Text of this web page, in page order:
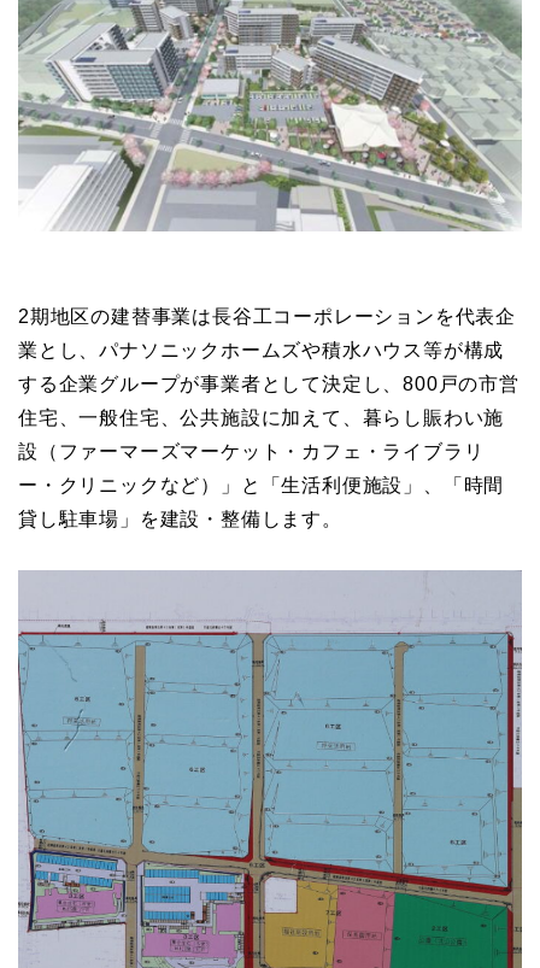
2期地区の建替事業は長谷工コーポレーションを代表企
業とし、パナソニックホームズや積水ハウス等が構成
する企業グループが事業者として決定し、800戸の市営
住宅、一般住宅、公共施設に加えて、暮らし賑わい施
設（ファーマーズマーケット・カフェ・ライブラリ
ー・クリニックなど）」と「生活利便施設」、「時間
貸し駐車場」を建設・整備します。